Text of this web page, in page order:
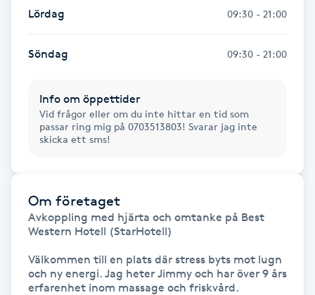
Gel naglar
Gellack
Gravidmassage
Gravidyoga
Gruppträning
Lördag 09:30 - 21:00
Söndag 09:30 - 21:00
Info om öppettider
Vid frågor eller om du inte hittar en tid som
passar ring mig på 0703513803! Svarar jag inte
skicka ett sms!
Om företaget
Avkoppling med hjärta och omtanke på Best
Western Hotell (StarHotell)
Välkommen till en plats där stress byts mot lugn
och ny energi. Jag heter Jimmy och har över 9 års
erfarenhet inom massage och friskvård.